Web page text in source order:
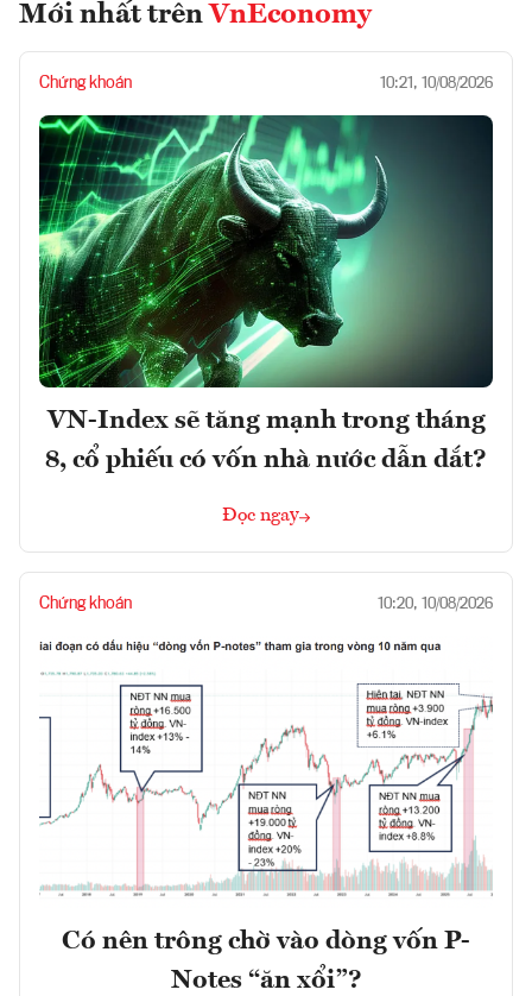
Mới nhất trên VnEconomy
Chứng khoán 10:21, 10/08/2026
VN-Index sẽ tăng mạnh trong tháng
8, cổ phiếu có vốn nhà nước dẫn dắt?
Đọc ngay
Chứng khoán 10:20, 10/08/2026
Có nên trông chờ vào dòng vốn P-
Notes “ăn xổi”?